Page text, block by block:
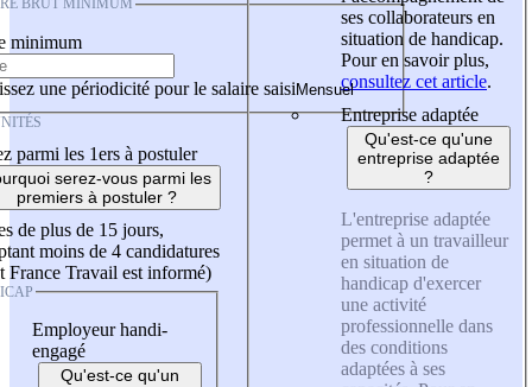
BRUT MINIMUM
minimum
une périodicité pour le salaire saisi
parmi les 1ers à postuler
serez-vous parmi les
premiers à postuler ?
de plus de 15 jours,
moins de 4 candidatures
France Travail est informé)
Employeur handi-
engagé
Qu'est-ce qu'un
ses collaborateurs en
situation de handicap.
Pour en savoir plus,
consultez cet article.
Entreprise adaptée
Qu'est-ce qu'une
entreprise adaptée
?
L'entreprise adaptée
permet à un travailleur
en situation de
handicap d'exercer
une activité
professionnelle dans
des conditions
adaptées à ses